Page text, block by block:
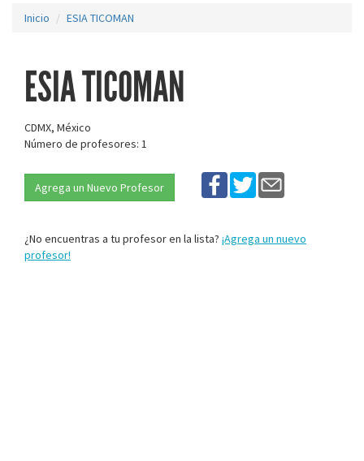
Inicio ESIA TICOMAN
ESIA TICOMAN
CDMX, México
Número de profesores: 1
Agrega un Nuevo Profesor
¿No encuentras a tu profesor en la lista? ¡Agrega un nuevo
profesor!